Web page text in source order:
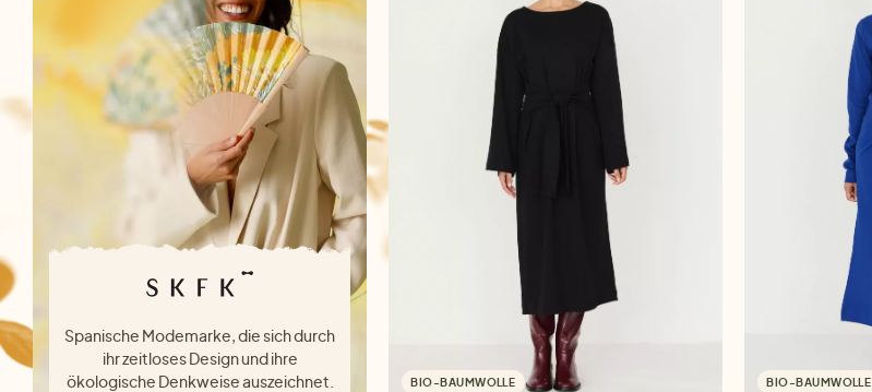
Spanische Modemarke, die sich durch
ihr zeitloses Design und ihre
ökologische Denkweise auszeichnet.
BIO-BAUMWOLLE BIO-BAUMWOLLE